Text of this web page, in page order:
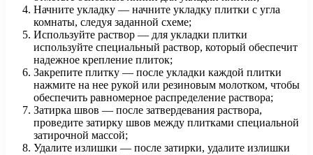
Начните укладку — начните укладку плитки с угла
комнаты, следуя заданной схеме;
Используйте раствор — для укладки плитки
используйте специальный раствор, который обеспечит
надежное крепление плиток;
Закрепите плитку — после укладки каждой плитки
нажмите на нее рукой или резиновым молотком, чтобы
обеспечить равномерное распределение раствора;
Затирка швов — после затвердевания раствора,
проведите затирку швов между плитками специальной
затирочной массой;
Удалите излишки — после затирки, удалите излишки